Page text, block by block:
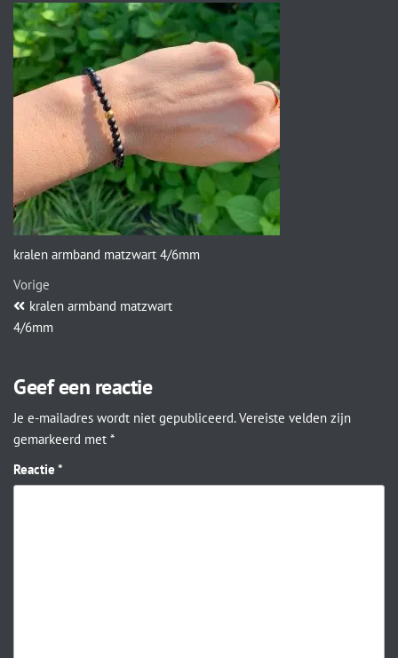
kralen armband matzwart 4/6mm
Vorige
kralen armband matzwart
4/6mm
Geef een reactie
Je e-mailadres wordt niet gepubliceerd. Vereiste velden zijn
gemarkeerd met *
Reactie *